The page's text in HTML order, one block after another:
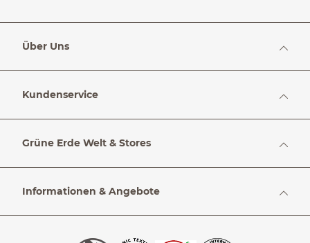
Über Uns
Kundenservice
Grüne Erde Welt & Stores
Informationen & Angebote